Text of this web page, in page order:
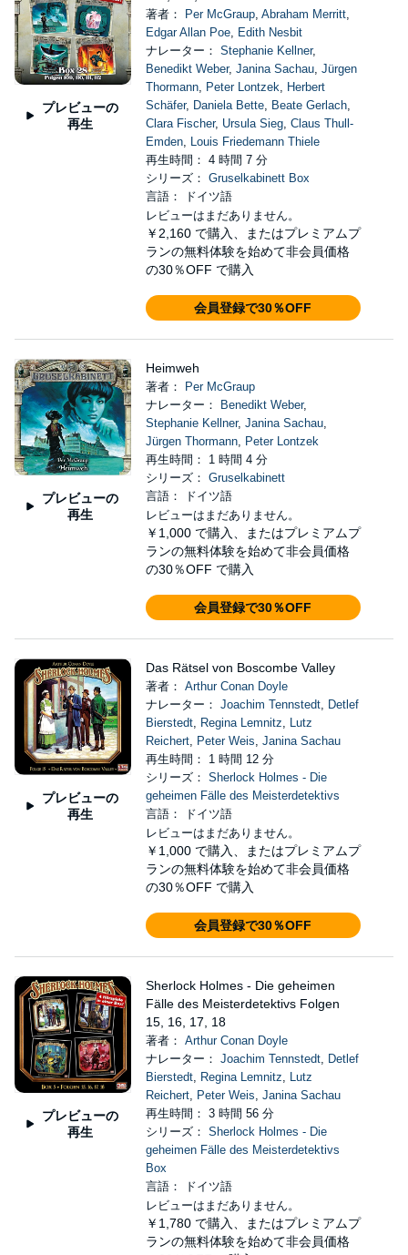
プレビューの
再生
著者： Per McGraup, Abraham Merritt,
Edgar Allan Poe, Edith Nesbit
ナレーター： Stephanie Kellner,
Benedikt Weber, Janina Sachau, Jürgen
Thormann, Peter Lontzek, Herbert
Schäfer, Daniela Bette, Beate Gerlach,
Clara Fischer, Ursula Sieg, Claus Thull-
Emden, Louis Friedemann Thiele
再生時間： 4 時間 7 分
シリーズ： Gruselkabinett Box
言語： ドイツ語
レビューはまだありません。
￥2,160 で購入、またはプレミアムプ
ランの無料体験を始めて非会員価格
の30％OFF で購入
会員登録で30％OFF
プレビューの
再生
Heimweh
著者：
Per McGraup
ナレーター：
Benedikt Weber,
Stephanie Kellner, Janina Sachau,
Jürgen Thormann, Peter Lontzek
再生時間： 1 時間 4 分
シリーズ： Gruselkabinett
言語： ドイツ語
レビューはまだありません。
￥1,000 で購入、またはプレミアムプ
ランの無料体験を始めて非会員価格
の30％OFF で購入
会員登録で30％OFF
プレビューの
再生
Das Rätsel von Boscombe Valley
著者： Arthur Conan Doyle
ナレーター： Joachim Tennstedt, Detlef
Bierstedt, Regina Lemnitz, Lutz
Reichert, Peter Weis, Janina Sachau
再生時間： 1 時間 12 分
シリーズ： Sherlock Holmes - Die
geheimen Fälle des Meisterdetektivs
言語： ドイツ語
レビューはまだありません。
￥1,000 で購入、またはプレミアムプ
ランの無料体験を始めて非会員価格
の30％OFF で購入
会員登録で30％OFF
プレビューの
再生
Sherlock Holmes - Die geheimen
Fälle des Meisterdetektivs Folgen
15, 16, 17, 18
著者： Arthur Conan Doyle
ナレーター： Joachim Tennstedt, Detlef
Bierstedt, Regina Lemnitz, Lutz
Reichert, Peter Weis, Janina Sachau
再生時間： 3 時間 56 分
シリーズ： Sherlock Holmes - Die
geheimen Fälle des Meisterdetektivs
Box
言語： ドイツ語
レビューはまだありません。
￥1,780 で購入、またはプレミアムプ
ランの無料体験を始めて非会員価格